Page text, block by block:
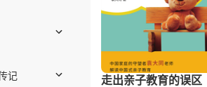
套装优惠
研经与注释
注释
圣经语言
圣经神学
释经